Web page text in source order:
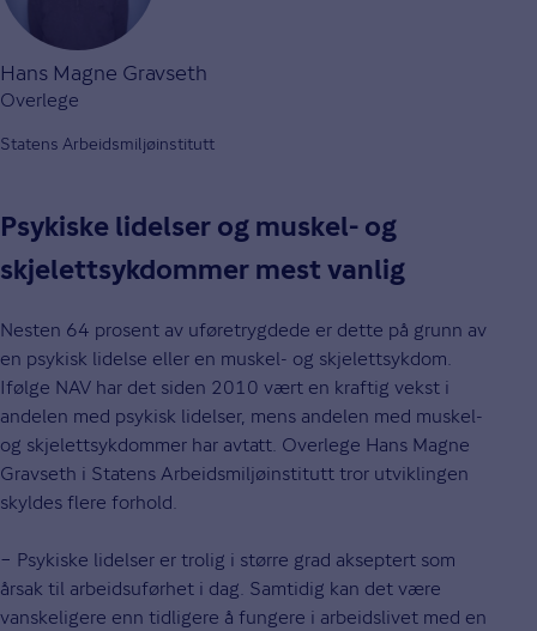
Hans Magne Gravseth
Overlege
Statens Arbeidsmiljøinstitutt
Psykiske lidelser og muskel- og
skjelettsykdommer mest vanlig
Nesten 64 prosent av uføretrygdede er dette på grunn av
en psykisk lidelse eller en muskel- og skjelettsykdom.
Ifølge NAV har det siden 2010 vært en kraftig vekst i
andelen med psykisk lidelser, mens andelen med muskel-
og skjelettsykdommer har avtatt. Overlege Hans Magne
Gravseth i Statens Arbeidsmiljøinstitutt tror utviklingen
skyldes flere forhold.
− Psykiske lidelser er trolig i større grad akseptert som
årsak til arbeidsuførhet i dag. Samtidig kan det være
vanskeligere enn tidligere å fungere i arbeidslivet med en